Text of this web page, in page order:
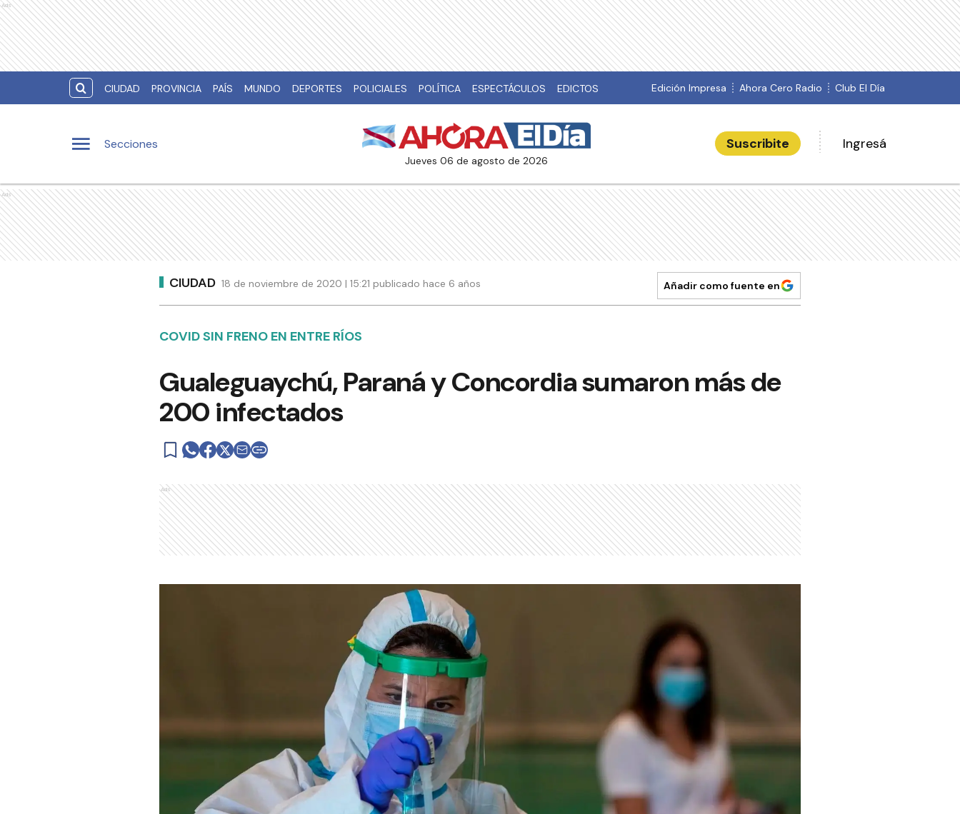
Ads
CIUDAD PROVINCIA PAÍS MUNDO DEPORTES POLICIALES POLÍTICA ESPECTÁCULOS EDICTOS Edición Impresa Ahora Cero Radio Club El Día
Secciones
jueves 06 de agosto de 2026
Suscribite Ingresá
Ads
CIUDAD 18 de noviembre de 2020 | 15:21 publicado hace 6 años Añadir como fuente en
COVID SIN FRENO EN ENTRE RÍOS
Gualeguaychú, Paraná y Concordia sumaron más de
200 infectados
Ads